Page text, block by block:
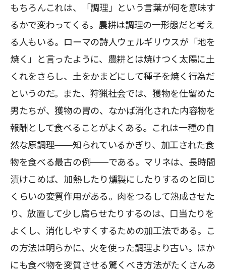
もちろんこれは、「調理」という言葉が何を意味す
るかで変わってくる。農耕は調理の一形態だと考え
る人もいる。ローマの詩人ウェルギリウスが「地を
焼く」と言ったように、農耕とは焼けつく太陽に土
くれをさらし、土をかまどにして種子を焼く行為だ
というのだ。また、狩猟社会では、獲物を仕留めた
男たちが、獲物の胃の、なかば消化された内容物を
報酬として食べることがよくある。これは一種の自
然な原調理――知られているかぎり、加工された食
物を食べる最古の例――である。マリネは、長時間
漬けこめば、加熱したり燻製にしたりするのと同じ
くらいの変質作用がある。肉をつるして熟成させた
り、放置して少し腐らせたりするのは、口当たりを
よくし、消化しやすくするための加工法である。こ
の方法は明らかに、火を使った調理より古い。ほか
にも食べ物を変質させる驚くべき方法がたくさんあ